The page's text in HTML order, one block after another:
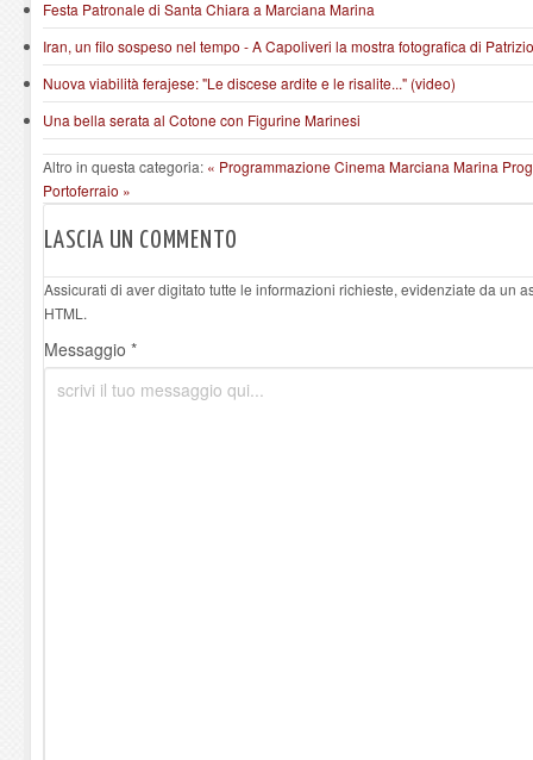
Festa Patronale di Santa Chiara a Marciana Marina
Iran, un filo sospeso nel tempo - A Capoliveri la mostra fotografica di
Nuova viabilità ferajese: "Le discese ardite e le risalite..." (video)
Una bella serata al Cotone con Figurine Marinesi
Altro in questa categoria: « Programmazione Cinema Marciana Marina
Portoferraio »
LASCIA UN COMMENTO
Assicurati di aver digitato tutte le informazioni richieste, evidenziate da un
HTML.
Messaggio *